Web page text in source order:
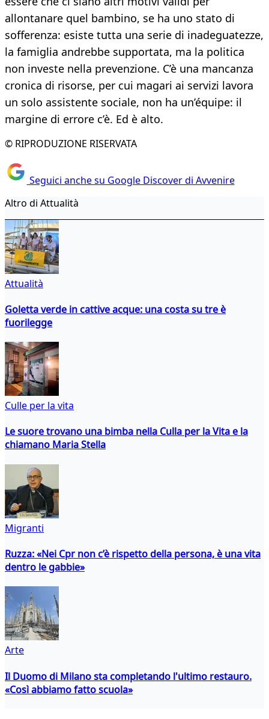
allontanare quel bambino, se ha uno stato di
sofferenza: esiste tutta una serie di inadeguatezze,
la famiglia andrebbe supportata, ma la politica
non investe nella prevenzione. C’è una mancanza
cronica di risorse, per cui magari ai servizi lavora
un solo assistente sociale, non ha un’équipe: il
margine di errore c’è. Ed è alto.
© RIPRODUZIONE RISERVATA
Seguici anche su Google Discover di Avvenire
Altro di Attualità
Attualità
Goletta verde in cattive acque: una costa su tre è
fuorilegge
Culle per la vita
Le suore trovano una bimba nella Culla per la Vita e la
chiamano Maria Stella
Migranti
Ruzza: «Nei Cpr non c’è rispetto della persona, è una vita
dentro le gabbie»
Arte
Il Duomo di Milano sta completando l'ultimo restauro.
«Così abbiamo fatto scuola»